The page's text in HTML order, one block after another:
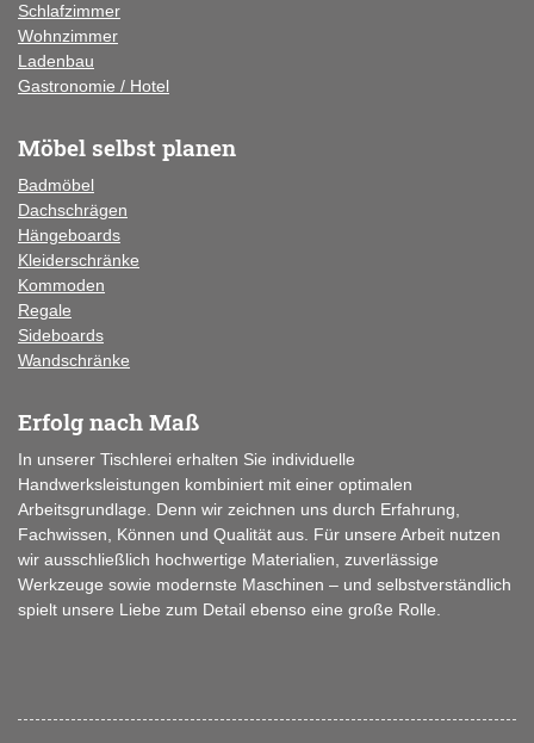
Schlafzimmer
Wohnzimmer
Ladenbau
Gastronomie / Hotel
Möbel selbst planen
Badmöbel
Dachschrägen
Hängeboards
Kleiderschränke
Kommoden
Regale
Sideboards
Wandschränke
Erfolg nach Maß
In unserer Tischlerei erhalten Sie individuelle
Handwerksleistungen kombiniert mit einer optimalen
Arbeitsgrundlage. Denn wir zeichnen uns durch Erfahrung,
Fachwissen, Können und Qualität aus. Für unsere Arbeit nutzen
wir ausschließlich hochwertige Materialien, zuverlässige
Werkzeuge sowie modernste Maschinen – und selbstverständlich
spielt unsere Liebe zum Detail ebenso eine große Rolle.